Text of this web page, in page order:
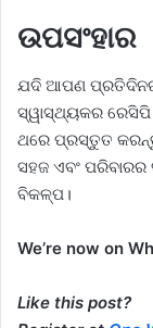
ଉପସଂହାର
ଯଦି ଆପଣ
ସ୍ୱାସ୍ଥ୍ୟକର ରେସିପି
ଥରେ ପ୍ରସ୍ତୁତ
ସହଜ ଏବଂ
ବିକଳ୍ପ।
We’re now on
Like this post?